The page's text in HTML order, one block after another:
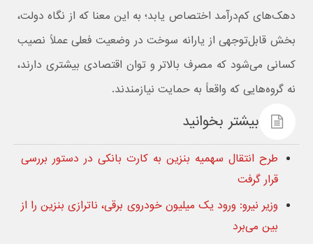
دهک‌های کم‌درآمد اختصاص یابد؛ به این معنا که از نگاه دولت،
بخش قابل‌توجهی از یارانه سوخت در وضعیت فعلی عملاً نصیب
کسانی می‌شود که مصرف بالاتر و توان اقتصادی بیشتری دارند،
نه گروه‌هایی که واقعاً به حمایت نیازمندند.
بیشتر بخوانید
طرح انتقال سهمیه بنزین به کارت بانکی در دستور بررسی
قرار گرفت
وزیر نیرو: ورود یک میلیون خودروی برقی، ناترازی بنزین را از
بین می‌برد